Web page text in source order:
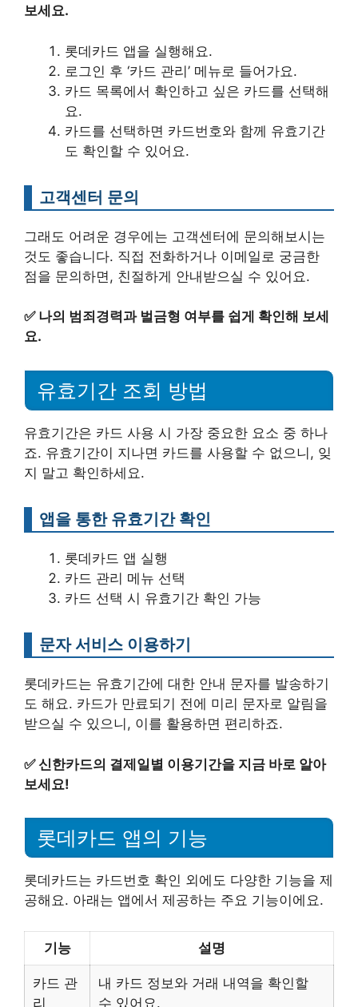
보세요.
롯데카드 앱을 실행해요.
로그인 후 ‘카드 관리’ 메뉴로 들어가요.
카드 목록에서 확인하고 싶은 카드를 선택해
요.
카드를 선택하면 카드번호와 함께 유효기간
도 확인할 수 있어요.
고객센터 문의
그래도 어려운 경우에는 고객센터에 문의해보시는
것도 좋습니다. 직접 전화하거나 이메일로 궁금한
점을 문의하면, 친절하게 안내받으실 수 있어요.
✅ 나의 범죄경력과 벌금형 여부를 쉽게 확인해 보세
요.
유효기간 조회 방법
유효기간은 카드 사용 시 가장 중요한 요소 중 하나
죠. 유효기간이 지나면 카드를 사용할 수 없으니, 잊
지 말고 확인하세요.
앱을 통한 유효기간 확인
롯데카드 앱 실행
카드 관리 메뉴 선택
카드 선택 시 유효기간 확인 가능
문자 서비스 이용하기
롯데카드는 유효기간에 대한 안내 문자를 발송하기
도 해요. 카드가 만료되기 전에 미리 문자로 알림을
받으실 수 있으니, 이를 활용하면 편리하죠.
✅신한카드의 결제일별 이용기간을 지금 바로 알아
보세요!
롯데카드 앱의 기능
롯데카드는 카드번호 확인 외에도 다양한 기능을 제
공해요. 아래는 앱에서 제공하는 주요 기능이에요.
기능 설명
카드 관
리
내 카드 정보와 거래 내역을 확인할
수 있어요.